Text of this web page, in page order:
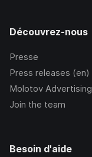
Découvrez-nous
Presse
Press releases (en)
Molotov Advertising
Join the team
Besoin d'aide